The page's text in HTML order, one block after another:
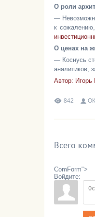
О роли
—
к
О ценах на
— Коснусь
аналитиков,
Автор: Игорь
842
Всего
ComForm">
Войдите: